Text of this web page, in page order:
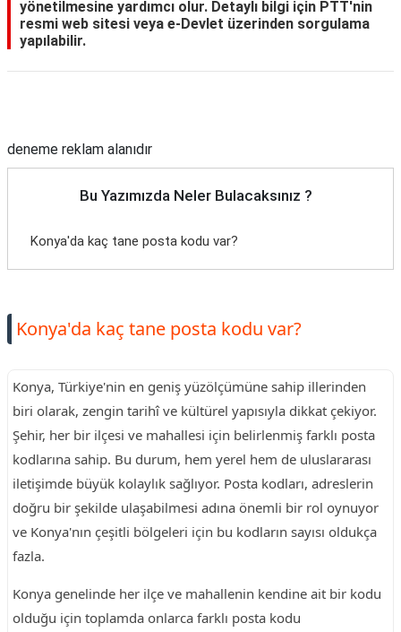
yönetilmesine yardımcı olur. Detaylı bilgi için PTT'nin
resmi web sitesi veya e-Devlet üzerinden sorgulama
yapılabilir.
deneme reklam alanıdır
Bu Yazımızda Neler Bulacaksınız ?
Konya'da kaç tane posta kodu var?
Konya'da kaç tane posta kodu var?
Konya, Türkiye'nin en geniş yüzölçümüne sahip illerinden
biri olarak, zengin tarihî ve kültürel yapısıyla dikkat çekiyor.
Şehir, her bir ilçesi ve mahallesi için belirlenmiş farklı posta
kodlarına sahip. Bu durum, hem yerel hem de uluslararası
iletişimde büyük kolaylık sağlıyor. Posta kodları, adreslerin
doğru bir şekilde ulaşabilmesi adına önemli bir rol oynuyor
ve Konya'nın çeşitli bölgeleri için bu kodların sayısı oldukça
fazla.
Konya genelinde her ilçe ve mahallenin kendine ait bir kodu
olduğu için toplamda onlarca farklı posta kodu